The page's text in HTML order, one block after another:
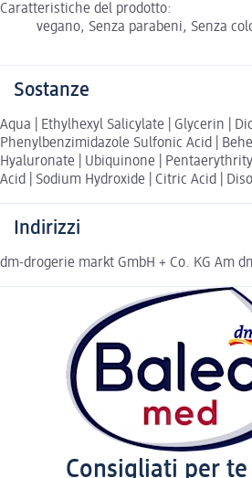
Caratteristiche del prodotto:
vegano, Senza parabeni, Senza
Sostanze
Aqua | Ethylhexyl Salicylate | Glycerin |
Phenylbenzimidazole Sulfonic Acid |
Hyaluronate | Ubiquinone |
Acid | Sodium Hydroxide | Citric Acid |
Indirizzi
dm-drogerie markt GmbH + Co. KG Am
Consigliati per te